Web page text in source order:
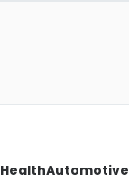
HealthAutomotive